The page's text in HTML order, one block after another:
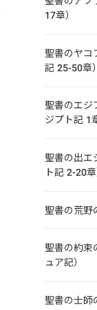
17章）
聖書のヤコ
記 25-50章）
聖書のエジ
ジプト記 1
聖書の出エ
ト記 2-20章
聖書の荒野
聖書の約束
ュア記）
聖書の士師